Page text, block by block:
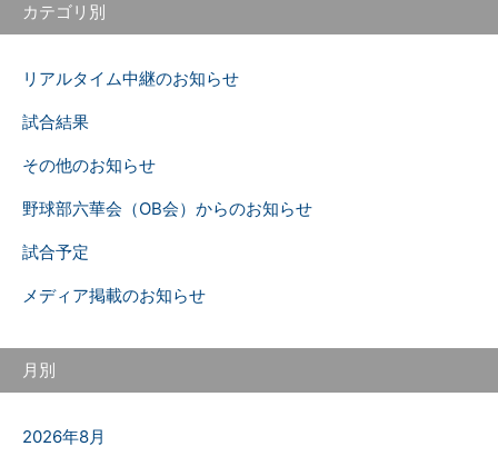
カテゴリ別
リアルタイム中継のお知らせ
試合結果
その他のお知らせ
野球部六華会（OB会）からのお知らせ
試合予定
メディア掲載のお知らせ
月別
2026年8月